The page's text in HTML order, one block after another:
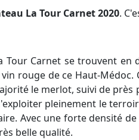
La Tour Carnet 2020.
Tour Carnet se trouvent en
rouge de ce Haut-
le merlot, suivi de
pleinement le
Avec une forte densité
belle qualité.